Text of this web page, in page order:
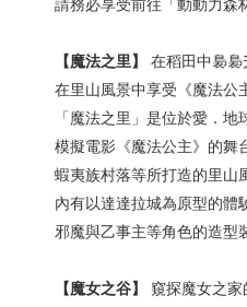
請務必享受前往「動動力森
【魔法之里】
在稻田中裊裊
在里山風景中享受《魔法公
「魔法之里」是位於愛．地
模擬電影《魔法公主》的舞
蝦夷族村落等所打造的里山
內有以達達拉城為原型的體
邪魔與乙事主等角色的造型
【魔女之谷】
窺探魔女之